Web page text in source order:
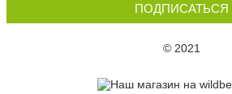
ПОДПИСАТЬСЯ
© 2021